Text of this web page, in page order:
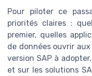
Pour piloter ce
priorités claires :
premier, quelles
de données ouvrir
version SAP à
et sur les solutions